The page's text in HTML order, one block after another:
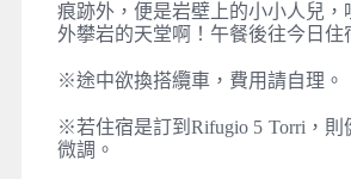
痕跡外，便是岩壁上的小小人兒，
外攀岩的天堂啊！午餐後往今日住
※途中欲換搭纜車，費用請自理。
※若住宿是訂到Rifugio 5 Torri，則
微調。